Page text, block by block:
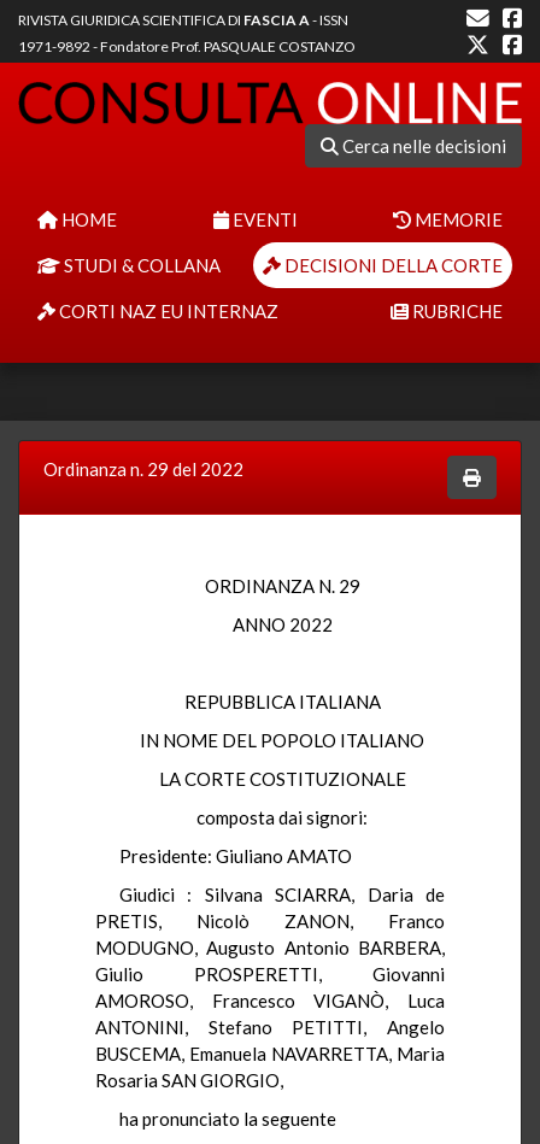
RIVISTA GIURIDICA SCIENTIFICA DI FASCIA A- ISSN
1971-9892 - Fondatore Prof. PASQUALE COSTANZO
Cerca nelle decisioni
HOME EVENTI MEMORIE
STUDI & COLLANA DECISIONI DELLA CORTE
CORTI NAZ EU INTERNAZ RUBRICHE
Ordinanza n. 29 del 2022
ORDINANZA N. 29
ANNO 2022
REPUBBLICA ITALIANA
IN NOME DEL POPOLO ITALIANO
LA CORTE COSTITUZIONALE
composta dai signori:
Presidente: Giuliano AMATO
Giudici : Silvana SCIARRA, Daria de
PRETIS, Nicolò ZANON, Franco
MODUGNO, Augusto Antonio BARBERA,
Giulio PROSPERETTI, Giovanni
AMOROSO, Francesco VIGANÒ, Luca
ANTONINI, Stefano PETITTI, Angelo
BUSCEMA, Emanuela NAVARRETTA, Maria
Rosaria SAN GIORGIO,
ha pronunciato la seguente